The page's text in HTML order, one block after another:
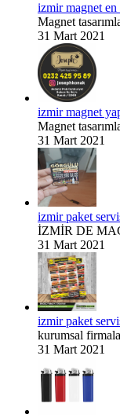
izmir magnet
Magnet
31 Mart 2021
izmir magnet
Magnet
31 Mart 2021
izmir paket
İZMİR DE
31 Mart 2021
izmir paket
kurumsal
31 Mart 2021